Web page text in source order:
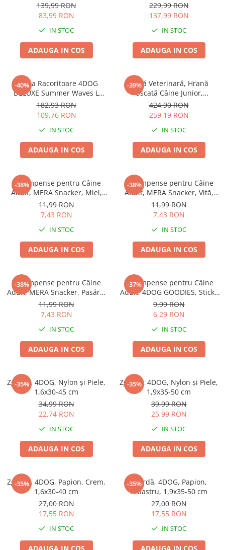
Rozătoare
Hrană Rozătoare
Meniuri Rozătoare
Delicii Rozătoare
Batoane Rozătoare
Îngrijire Rozătoare
Așternut Igienic Rozătoare
Cuști Rozătoare
Pești
Acvarii
Accesorii Acvarii
Hrană Pești
Hrană Broaște Țestoase
Întreținere Acvariu
Tratament Apă
139,99 RON
83,99 RON
IN STOC
ADAUGA IN COS
229,99 RON
137,99 RON
IN STOC
ADAUGA IN COS
-40%
Saltea Racoritoare 4DOG
DELUXE Summer Waves L
77x46cm
182,93 RON
109,76 RON
IN STOC
ADAUGA IN COS
-39%
Dietă Veterinară, Hrană
Uscată Câine Junior,
EXCLUSION Intestinal, Toate
Rasele, Porc și Orez, 12kg
424,90 RON
259,19 RON
IN STOC
ADAUGA IN COS
-38%
Recompense pentru Câine
Adult, MERA Snacker, Miel,
200g
11,99 RON
7,43 RON
IN STOC
ADAUGA IN COS
-38%
Recompense pentru Câine
Adult, MERA Snacker, Vită,
200g
11,99 RON
7,43 RON
IN STOC
ADAUGA IN COS
-38%
Recompense pentru Câine
Adult, MERA Snacker, Pasăre,
200g
11,99 RON
7,43 RON
IN STOC
ADAUGA IN COS
-37%
Recompense pentru Câine
Adult, 4DOG GOODIES, Sticks
din Orez, Talie Mică, 12 cm, 6
bucăți/pungă
9,99 RON
6,29 RON
IN STOC
ADAUGA IN COS
-35%
Zgardă, 4DOG, Nylon și Piele,
1,6x30-45 cm
34,99 RON
22,74 RON
IN STOC
ADAUGA IN COS
-35%
Zgardă, 4DOG, Nylon și Piele,
1,9x35-50 cm
39,99 RON
25,99 RON
IN STOC
ADAUGA IN COS
-35%
Zgardă, 4DOG, Papion, Crem,
1,6x30-40 cm
27,00 RON
17,55 RON
IN STOC
-35%
Zgardă, 4DOG, Papion,
Albastru, 1,9x35-50 cm
27,00 RON
17,55 RON
IN STOC